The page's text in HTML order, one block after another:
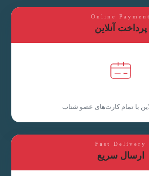
Online Payment
پرداخت آنلاین
با تمام کارت‌های عضو شتاب
Fast Delivery
ارسال سریع